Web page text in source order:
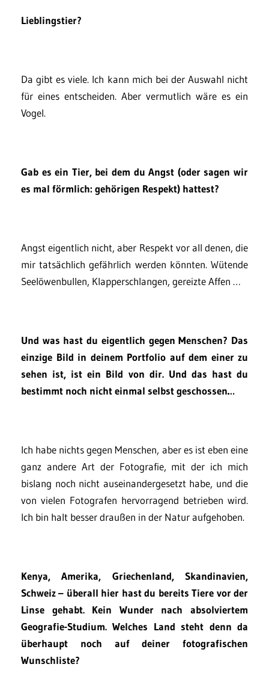
Lieblingstier?
Da gibt es viele. Ich kann mich bei der Auswahl nicht
für eines entscheiden. Aber vermutlich wäre es ein
Vogel.
Gab es ein Tier, bei dem du Angst (oder sagen wir
es mal förmlich: gehörigen Respekt) hattest?
Angst eigentlich nicht, aber Respekt vor all denen, die
mir tatsächlich gefährlich werden könnten. Wütende
Seelöwenbullen, Klapperschlangen, gereizte Affen …
Und was hast du eigentlich gegen Menschen? Das
einzige Bild in deinem Portfolio auf dem einer zu
sehen ist, ist ein Bild von dir. Und das hast du
bestimmt noch nicht einmal selbst geschossen…
Ich habe nichts gegen Menschen, aber es ist eben eine
ganz andere Art der Fotografie, mit der ich mich
bislang noch nicht auseinandergesetzt habe, und die
von vielen Fotografen hervorragend betrieben wird.
Ich bin halt besser draußen in der Natur aufgehoben.
Kenya, Amerika, Griechenland, Skandinavien,
Schweiz – überall hier hast du bereits Tiere vor der
Linse gehabt. Kein Wunder nach absolviertem
Geografie-Studium. Welches Land steht denn da
überhaupt noch auf deiner fotografischen
Wunschliste?